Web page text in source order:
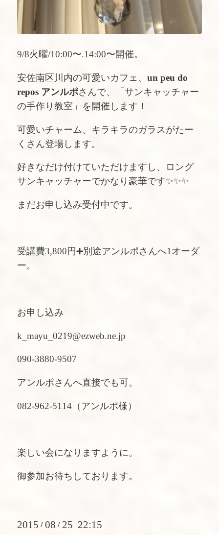
9/8火曜/10:00〜.14:00〜開催。
安佐南区川内の可愛いカフェ、 un peu do
repos アンルポさんで、「サンキャッチャー
の手作り教室」を開催します！
可愛いチャーム、キラキラのガラスがたー
くさん登場します。
好きなだけ付けていただけますし、ロング
サンキャッチャーでかなり豪華です✨✨✨
まだお申し込み受付中です。
受講費3,800円➕別途アンルポさんへ1オーダ
ー。
お申し込み
k_mayu_0219@ezweb.ne.jp
090-3880-9507
アンルポさんへ直接でも可。
082-962-5114（アンルポ様）
楽しい会になりますように。
御参加お待ちしております。
2015 / 08 / 25 22:15